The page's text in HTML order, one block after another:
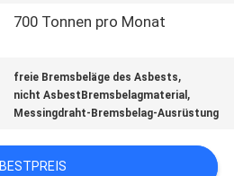
700 Tonnen pro Monat
freie Bremsbeläge des Asbests,
nicht AsbestBremsbelagmaterial ,
Messingdraht-Bremsbelag-Ausrüstung
BESTPREIS